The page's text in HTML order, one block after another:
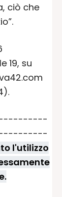
ciò che
19, su
l'utilizzo